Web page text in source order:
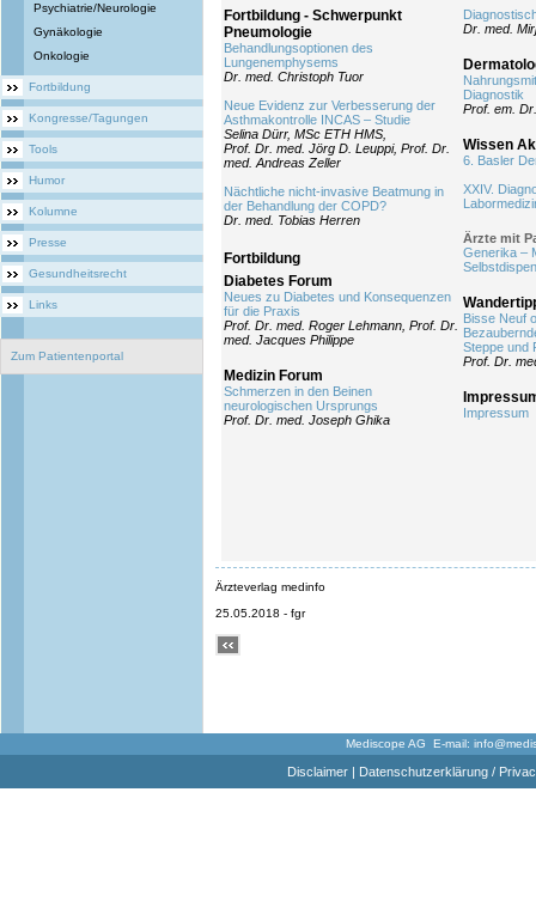
Psychiatrie/Neurologie
Gynäkologie
Onkologie
Fortbildung
Kongresse/Tagungen
Tools
Humor
Kolumne
Presse
Gesundheitsrecht
Links
Zum Patientenportal
Fortbildung - Schwerpunkt
Pneumologie
Behandlungsoptionen des
Lungenemphysems
Dr. med. Christoph Tuor
Neue Evidenz zur Verbesserung der
Asthmakontrolle INCAS – Studie
Selina Dürr, MSc ETH HMS,
Prof. Dr. med. Jörg D. Leuppi, Prof. Dr.
med. Andreas Zeller
Nächtliche nicht-invasive Beatmung in
der Behandlung der COPD?
Dr. med. Tobias Herren
Fortbildung
Diabetes Forum
Neues zu Diabetes und Konsequenzen
für die Praxis
Prof. Dr. med. Roger Lehmann, Prof. Dr.
med. Jacques Philippe
Medizin Forum
Schmerzen in den Beinen
neurologischen Ursprungs
Prof. Dr. med. Joseph Ghika
Dr. med.
Diagnostik
Prof. em.
Wissen
6. Basler
XXIV.
Ärzte mit
Generika –
Bisse Neuf
Steppe und
Prof. Dr.
Impressum
Ärzteverlag medinfo
25.05.2018 - fgr
Mediscope AG E-mail:
Disclaimer| Datenschutzerklärung /